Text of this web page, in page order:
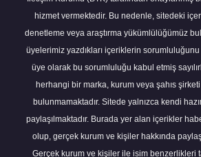
hizmet vermektedir. Bu nedenle, sitedeki
denetleme veya araştırma yükümlülüğümüz
üyelerimiz yazdıkları içeriklerin
üye olarak bu sorumluluğu kabul etmiş
herhangi bir marka, kurum veya şahıs
bulunmamaktadır. Sitede yalnızca kendi
paylaşılmaktadır. Burada yer alan içerikler
olup, gerçek kurum ve kişiler hakkında
Gerçek kurum ve kişiler ile isim benzerlikleri